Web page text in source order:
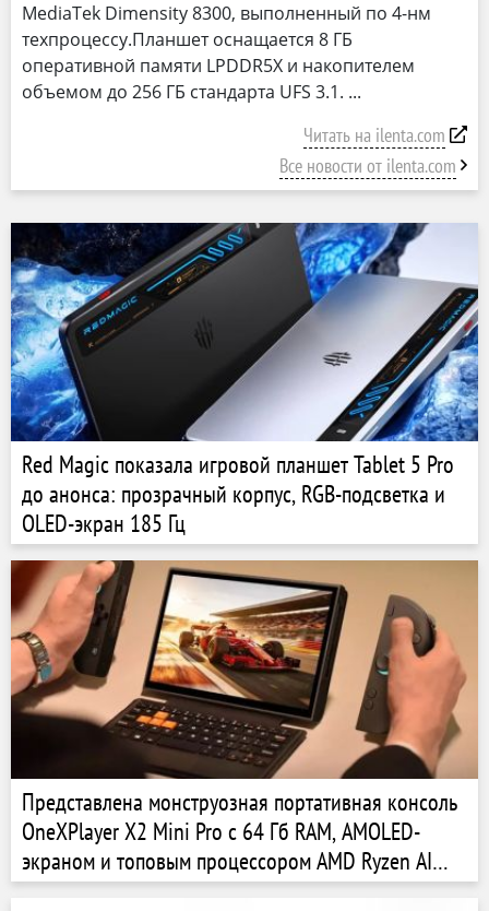
MediaTek Dimensity 8300, выполненный по 4-нм
техпроцессу.Планшет оснащается 8 ГБ
оперативной памяти LPDDR5X и накопителем
объемом до 256 ГБ стандарта UFS 3.1.
Читать на ilenta.com
Все новости от ilenta.com
Red Magic показала игровой планшет Tablet 5 Pro
до анонса: прозрачный корпус, RGB-подсветка и
OLED-экран 185 Гц
Представлена монструозная портативная консоль
OneXPlayer X2 Mini Pro с 64 Гб RAM, AMOLED-
экраном и топовым процессором AMD Ryzen AI
Max+